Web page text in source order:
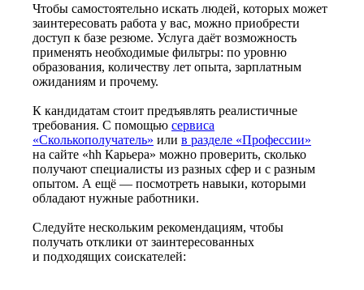
Чтобы самостоятельно искать людей, которых может
заинтересовать работа у вас, можно приобрести
доступ к базе резюме. Услуга даёт возможность
применять необходимые фильтры: по уровню
образования, количеству лет опыта, зарплатным
ожиданиям и прочему.
К кандидатам стоит предъявлять реалистичные
требования. С помощью сервиса
«Сколькополучатель» или в разделе «Профессии»
на сайте «hh Карьера» можно проверить, сколько
получают специалисты из разных сфер и с разным
опытом. А ещё — посмотреть навыки, которыми
обладают нужные работники.
Следуйте нескольким рекомендациям, чтобы
получать отклики от заинтересованных
и подходящих соискателей: